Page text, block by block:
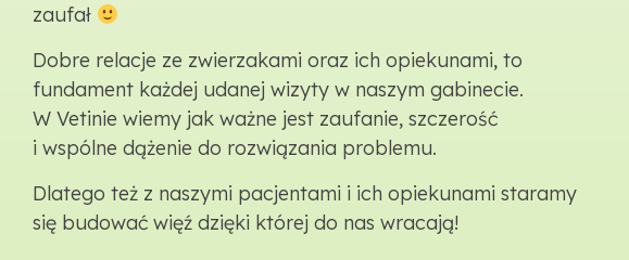
zaufał
Dobre relacje ze zwierzakami oraz ich opiekunami, to
fundament każdej udanej wizyty w naszym gabinecie.
W Vetinie wiemy jak ważne jest zaufanie, szczerość
i wspólne dążenie do rozwiązania problemu.
Dlatego też z naszymi pacjentami i ich opiekunami staramy
się budować więź dzięki której do nas wracają!